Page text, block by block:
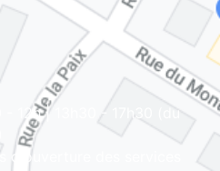
12h | 13h30 - 17h30 (du
d'ouverture des services